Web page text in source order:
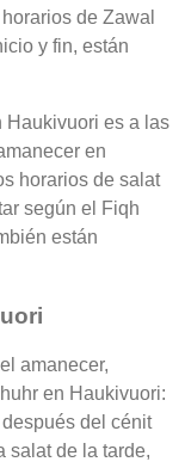
de Zawal
y fin, están
Haukivuori es a las
en
horarios de salat
según el Fiqh
están
amanecer,
en Haukivuori:
del cénit
salat de la tarde,